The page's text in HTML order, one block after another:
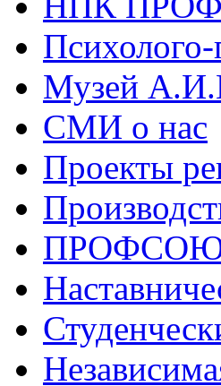
Психолого-
Музей
СМИ о нас
Проекты